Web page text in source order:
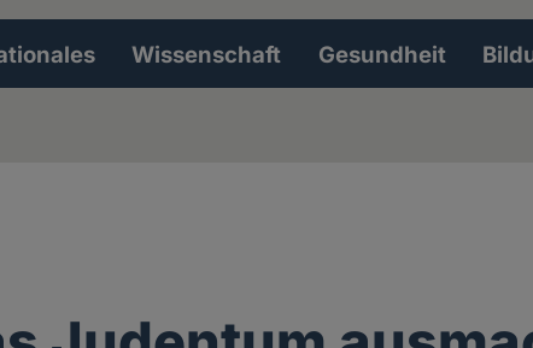
Wissenschaft Gesundheit